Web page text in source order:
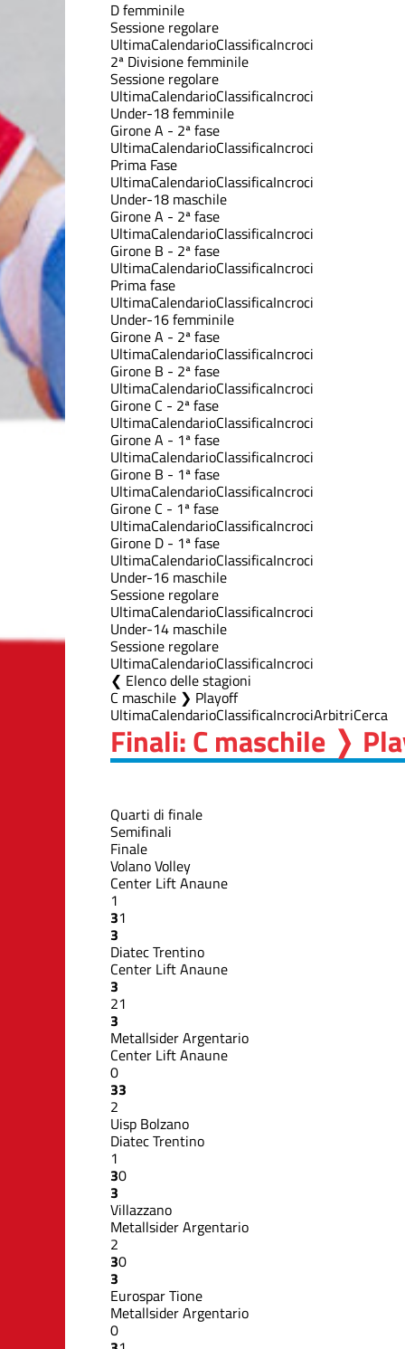
D femminile
Sessione regolare
UltimaCalendarioClassificaIncroci
2ª Divisione femminile
Sessione regolare
UltimaCalendarioClassificaIncroci
Under-18 femminile
Girone A - 2ª fase
UltimaCalendarioClassificaIncroci
Prima Fase
UltimaCalendarioClassificaIncroci
Under-18 maschile
Girone A - 2ª fase
UltimaCalendarioClassificaIncroci
Girone B - 2ª fase
UltimaCalendarioClassificaIncroci
Prima fase
UltimaCalendarioClassificaIncroci
Under-16 femminile
Girone A - 2ª fase
UltimaCalendarioClassificaIncroci
Girone B - 2ª fase
UltimaCalendarioClassificaIncroci
Girone C - 2ª fase
UltimaCalendarioClassificaIncroci
Girone A - 1ª fase
UltimaCalendarioClassificaIncroci
Girone B - 1ª fase
UltimaCalendarioClassificaIncroci
Girone C - 1ª fase
UltimaCalendarioClassificaIncroci
Girone D - 1ª fase
UltimaCalendarioClassificaIncroci
Under-16 maschile
Sessione regolare
UltimaCalendarioClassificaIncroci
Under-14 maschile
Sessione regolare
UltimaCalendarioClassificaIncroci
Elenco delle stagioni
C maschile ❯ Playoff
UltimaCalendarioClassificaIncrociArbitriCerca
Finali: C maschile ❭
Quarti di finale
Semifinali
Finale
Volano Volley
Center Lift Anaune
1
31
3
Diatec Trentino
Center Lift Anaune
3
21
3
Metallsider Argentario
Center Lift Anaune
0
33
2
Uisp Bolzano
Diatec Trentino
1
30
3
Villazzano
Metallsider Argentario
2
30
3
Eurospar Tione
Metallsider Argentario
0